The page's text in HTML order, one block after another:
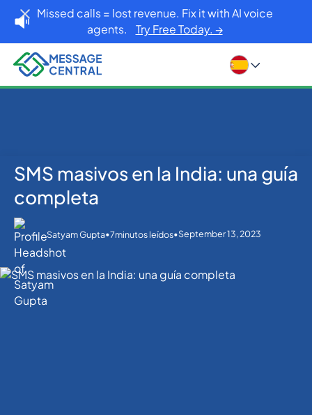
Missed calls = lost revenue. Fix it with AI voice
agents. Try Free Today. →
Inicio Blog
SMS APIs
SMS masivos en la India: una guía
completa
Satyam Gupta•7minutos leídos•September 13, 2023